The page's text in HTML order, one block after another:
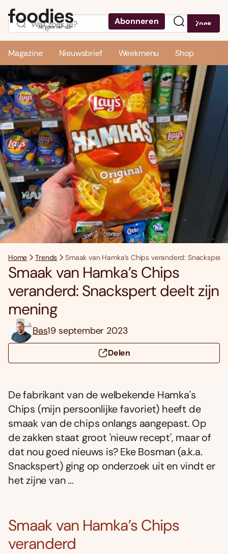
Abonneren Zoek
Magazine Nieuwsbrief Weekmenu Shop
Home Trends Smaak van Hamka’s Chips veranderd: Snackspert
Smaak van Hamka’s Chips
veranderd: Snackspert deelt zijn
mening
Bas19 september 2023
Delen
De fabrikant van de welbekende Hamka's
Chips (mijn persoonlijke favoriet) heeft de
smaak van de chips onlangs aangepast. Op
de zakken staat groot 'nieuw recept', maar of
dat nou goed nieuws is? Eke Bosman (a.k.a.
Snackspert) ging op onderzoek uit en vindt er
het zijne van ...
Smaak van Hamka’s Chips
veranderd